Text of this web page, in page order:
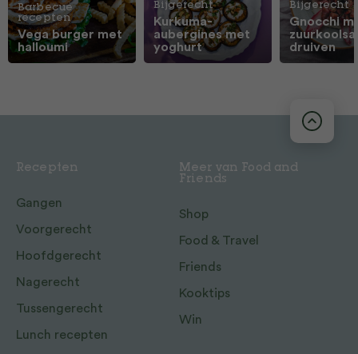
Barbecue
recepten
Vega burger met
halloumi
Bijgerecht
Kurkuma-
aubergines met
yoghurt
Bijgerecht
Gnocchi
druiven
Recepten
Gangen
Voorgerecht
Hoofdgerecht
Nagerecht
Tussengerecht
Lunch recepten
Meer van Food and
Friends
Shop
Food & Travel
Friends
Kooktips
Win